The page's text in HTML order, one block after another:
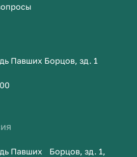
Павших Борцов, зд. 1
Павших Борцов, зд. 1,